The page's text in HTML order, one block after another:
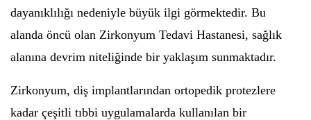
dayanıklılığı nedeniyle büyük ilgi görmektedir. Bu
alanda öncü olan Zirkonyum Tedavi Hastanesi, sağlık
alanına devrim niteliğinde bir yaklaşım sunmaktadır.
Zirkonyum, diş implantlarından ortopedik protezlere
kadar çeşitli tıbbi uygulamalarda kullanılan bir